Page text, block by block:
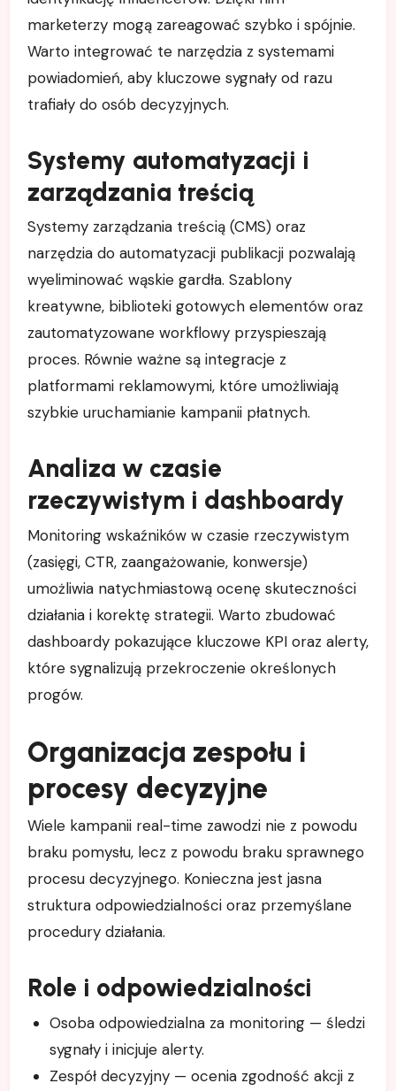
marketerzy mogą zareagować szybko i spójnie.
Warto integrować te narzędzia z systemami
powiadomień, aby kluczowe sygnały od razu
trafiały do osób decyzyjnych.
Systemy automatyzacji i
zarządzania treścią
Systemy zarządzania treścią (CMS) oraz
narzędzia do automatyzacji publikacji pozwalają
wyeliminować wąskie gardła. Szablony
kreatywne, biblioteki gotowych elementów oraz
zautomatyzowane workflowy przyspieszają
proces. Równie ważne są integracje z
platformami reklamowymi, które umożliwiają
szybkie uruchamianie kampanii płatnych.
Analiza w czasie
rzeczywistym i dashboardy
Monitoring wskaźników w czasie rzeczywistym
(zasięgi, CTR, zaangażowanie, konwersje)
umożliwia natychmiastową ocenę skuteczności
działania i korektę strategii. Warto zbudować
dashboardy pokazujące kluczowe KPI oraz alerty,
które sygnalizują przekroczenie określonych
progów.
Organizacja zespołu i
procesy decyzyjne
Wiele kampanii real-time zawodzi nie z powodu
braku pomysłu, lecz z powodu braku sprawnego
procesu decyzyjnego. Konieczna jest jasna
struktura odpowiedzialności oraz przemyślane
procedury działania.
Role i odpowiedzialności
Osoba odpowiedzialna za monitoring — śledzi
sygnały i inicjuje alerty.
Zespół decyzyjny — ocenia zgodność akcji z